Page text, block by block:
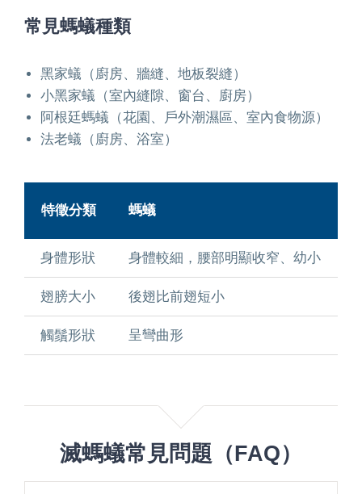
常見螞蟻種類
黑家蟻（廚房、牆縫、地板裂縫）
小黑家蟻（室內縫隙、窗台、廚房）
阿根廷螞蟻（花園、戶外潮濕區、室內食物源）
法老蟻（廚房、浴室）
特徵分類 螞蟻
身體形狀 身體較細，腰部明顯收窄、幼小
翅膀大小 後翅比前翅短小
觸鬚形狀 呈彎曲形
滅螞蟻常見問題（FAQ）